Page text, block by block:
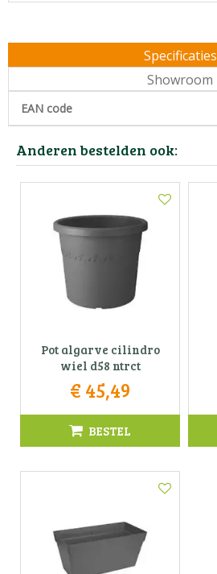
Specificaties
Showroom
EAN code
Anderen bestelden ook:
Pot algarve cilindro
wiel d58 ntrct
€ 45,49
BESTEL